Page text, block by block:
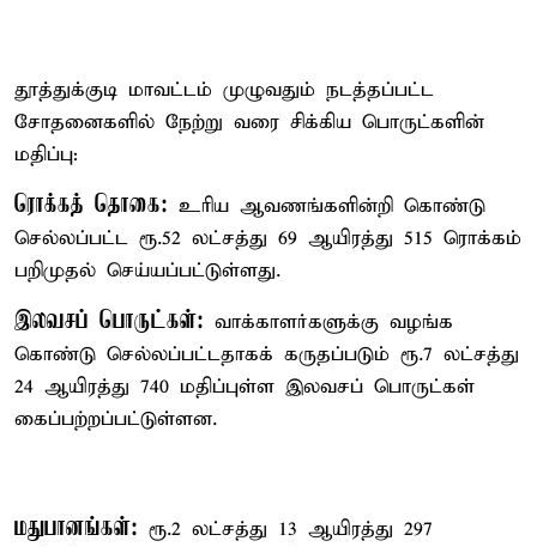
தூத்துக்குடி மாவட்டம் முழுவதும் நடத்தப்பட்ட
சோதனைகளில் நேற்று வரை சிக்கிய பொருட்களின்
மதிப்பு:
ரொக்கத் தொகை: உரிய ஆவணங்களின்றி கொண்டு
செல்லப்பட்ட ரூ.52 லட்சத்து 69 ஆயிரத்து 515 ரொக்கம்
பறிமுதல் செய்யப்பட்டுள்ளது.
இலவசப் பொருட்கள்: வாக்காளர்களுக்கு வழங்க
கொண்டு செல்லப்பட்டதாகக் கருதப்படும் ரூ.7 லட்சத்து
24 ஆயிரத்து 740 மதிப்புள்ள இலவசப் பொருட்கள்
கைப்பற்றப்பட்டுள்ளன.
மதுபானங்கள்: ரூ.2 லட்சத்து 13 ஆயிரத்து 297